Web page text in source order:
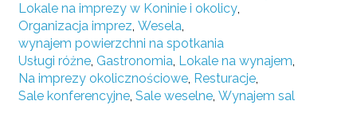
Lokale na imprezy w Koninie i okolicy,
Organizacja imprez, Wesela,
wynajem powierzchni na spotkania
Usługi różne, Gastronomia, Lokale na wynajem,
Na imprezy okolicznościowe, Resturacje,
Sale konferencyjne, Sale weselne, Wynajem sal